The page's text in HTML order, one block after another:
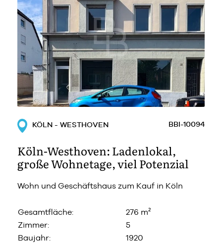
KÖLN - WESTHOVEN BBI-10094
Köln-Westhoven: Ladenlokal,
große Wohnetage, viel Potenzial
Wohn und Geschäftshaus zum Kauf in Köln
Gesamtfläche:
276 m²
Zimmer:
5
Baujahr:
1920